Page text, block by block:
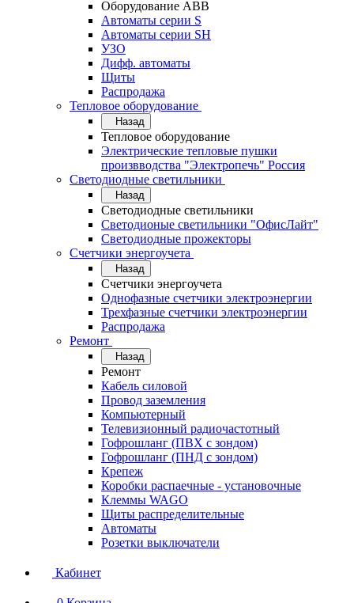
Оборудование АВВ
Автоматы серии S
Автоматы серии SH
УЗО
Дифф. автоматы
Щиты
Распродажа
Тепловое оборудование
Назад
Тепловое оборудование
Электрические тепловые пушки
произвводства "Электропечь" Россия
Светодиодные светильники
Назад
Светодиодные светильники
Светодионые светильники "ОфисЛайт"
Светодиодные прожекторы
Счетчики энергоучета
Назад
Счетчики энергоучета
Однофазные счетчики электроэнергии
Трехфазные счетчики электроэнергии
Распродажа
Ремонт
Назад
Ремонт
Кабель силовой
Провод заземления
Компьютерный
Телевизионный радиочастотный
Гофрошланг (ПВХ с зондом)
Гофрошланг (ПНД с зондом)
Крепеж
Коробки распаечные - установочные
Клеммы WAGO
Щиты распределительные
Автоматы
Розетки выключатели
Кабинет